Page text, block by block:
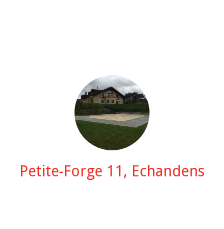
Petite-Forge 11, Echandens